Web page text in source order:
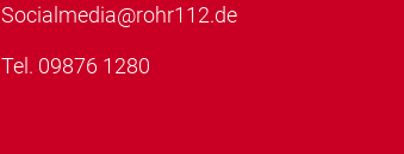
Socialmedia@rohr112.de
Tel. 09876 1280